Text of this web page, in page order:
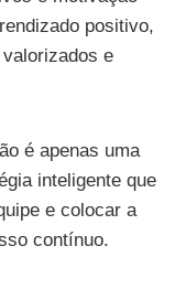
positivo,
e
é apenas uma
inteligente que
e colocar a
contínuo.